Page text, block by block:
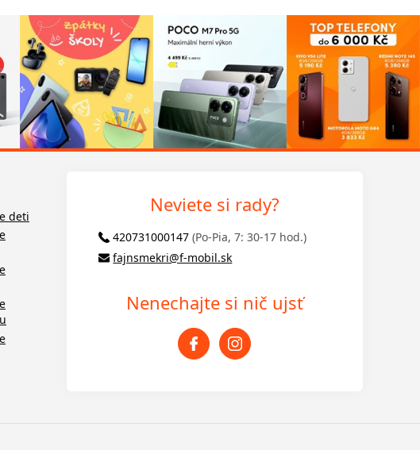
deti
Neviete si rady?
420731000147 (Po-Pia, 7: 30-17 hod.)
fajnsmekri@f-mobil.sk
Nenechajte si nič ujsť